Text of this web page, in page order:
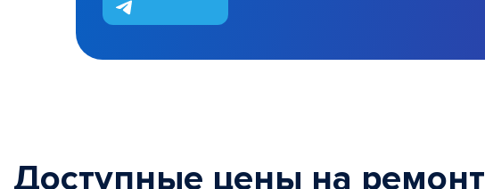
Доступные цены на ремонт